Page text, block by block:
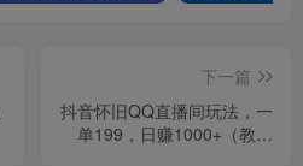
下一篇
抖音怀旧QQ直播间玩法，一
单199，日赚1000+（教程